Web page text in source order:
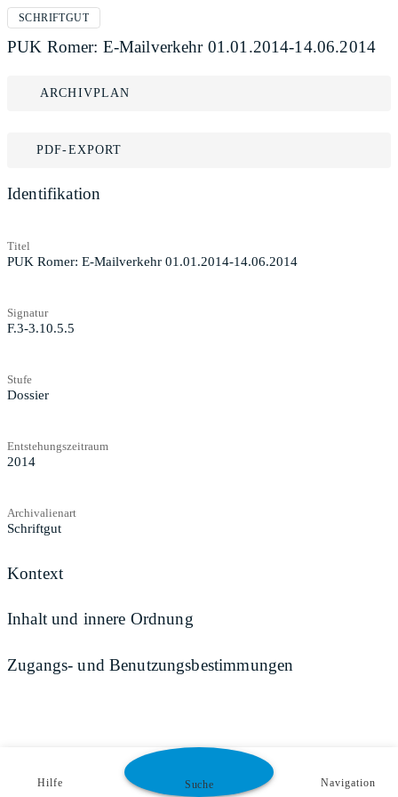
SCHRIFTGUT
PUK Romer: E-Mailverkehr 01.01.2014-14.06.2014
ARCHIVPLAN
PDF-EXPORT
Identifikation
Titel
PUK Romer: E-Mailverkehr 01.01.2014-14.06.2014
Signatur
F.3-3.10.5.5
Stufe
Dossier
Entstehungszeitraum
2014
Archivalienart
Schriftgut
Kontext
Inhalt und innere Ordnung
Zugangs- und Benutzungsbestimmungen
Hilfe Suche Navigation